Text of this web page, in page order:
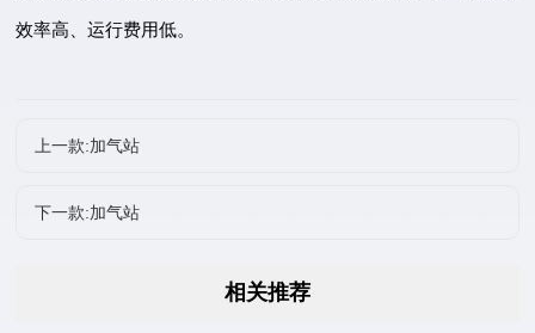
效率高、运行费用低。
上一款:加气站
下一款:加气站
相关推荐